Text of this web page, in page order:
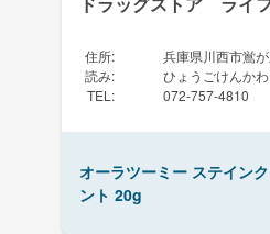
住所:
兵庫県川西市鴬
読み:
ひょうごけんか
TEL : 072-757-4810
オーラツーミー ステイン
ント 20g